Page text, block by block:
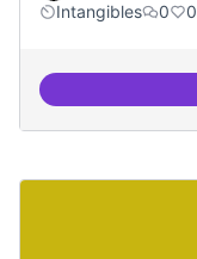
Intangibles
0 0